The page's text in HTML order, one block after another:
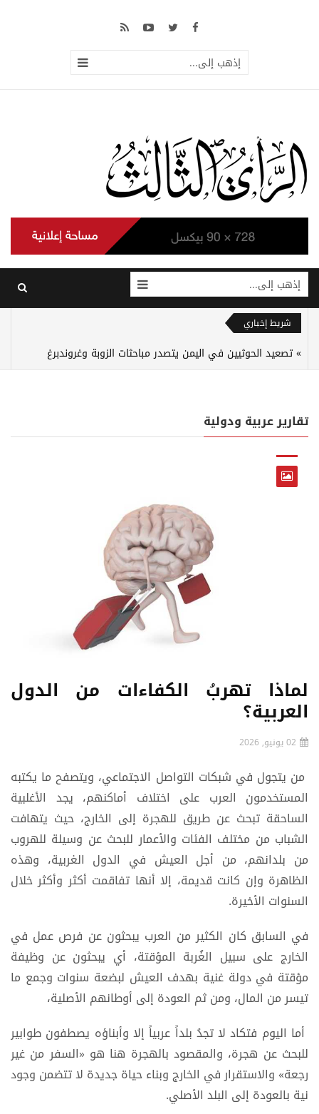
إذهب إلى...
إذهب إلى...
شريط إخباري
تصعيد الحوثيين في اليمن يتصدر مباحثات الزوبة وغروندبرغ
تقارير عربية ودولية
لماذا تهربُ الكفاءات من الدول
العربية؟
02 يونيو, 2026
من يتجول في شبكات التواصل الاجتماعي، ويتصفح ما يكتبه
المستخدمون العرب على اختلاف أماكنهم، يجد الأغلبية
الساحقة تبحث عن طريق للهجرة إلى الخارج، حيث يتهافت
الشباب من مختلف الفئات والأعمار للبحث عن وسيلة للهروب
من بلدانهم، من أجل العيش في الدول الغربية، وهذه
الظاهرة وإن كانت قديمة، إلا أنها تفاقمت أكثر وأكثر خلال
السنوات الأخيرة.
في السابق كان الكثير من العرب يبحثون عن فرص عمل في
الخارج على سبيل الغُربة المؤقتة، أي يبحثون عن وظيفة
مؤقتة في دولة غنية بهدف العيش لبضعة سنوات وجمع ما
تيسر من المال، ومن ثم العودة إلى أوطانهم الأصلية،
أما اليوم فتكاد لا تجدُ بلداً عربياً إلا وأبناؤه يصطفون طوابير
للبحث عن هجرة، والمقصود بالهجرة هنا هو «السفر من غير
رجعة» والاستقرار في الخارج وبناء حياة جديدة لا تتضمن وجود
نية بالعودة إلى البلد الأصلي.